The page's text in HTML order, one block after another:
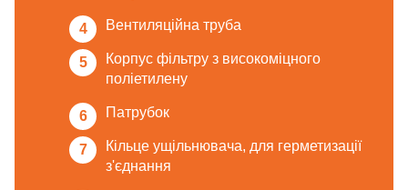
Вентиляційна труба
Корпус фільтру з високоміцного
поліетилену
Патрубок
Кільце ущільнювача, для герметизації
з'єднання